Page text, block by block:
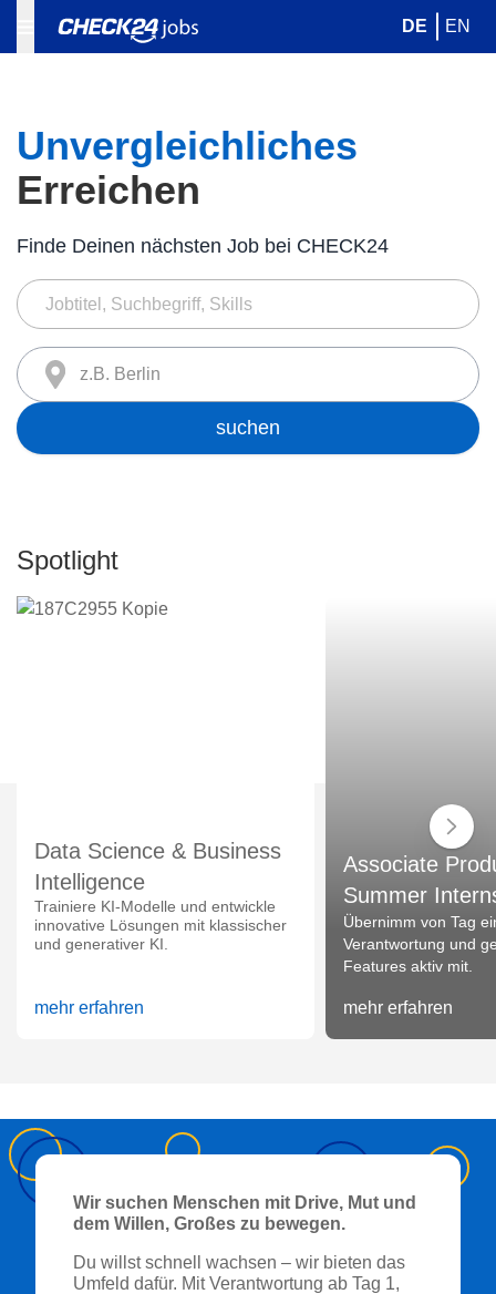
DE EN
Unvergleichliches
Erreichen
Finde Deinen nächsten Job bei CHECK24
z.B. Berlin
suchen
Spotlight
Data Science & Business
Intelligence
Trainiere KI-Modelle und entwickle
innovative Lösungen mit klassischer
und generativer KI.
mehr erfahren
Associate
Summer
Übernimm von Tag
Verantwortung und
Features aktiv mit.
mehr erfahren
Wir suchen Menschen mit Drive, Mut und
dem Willen, Großes zu bewegen.
Du willst schnell wachsen – wir bieten das
Umfeld dafür. Mit Verantwortung ab Tag 1,